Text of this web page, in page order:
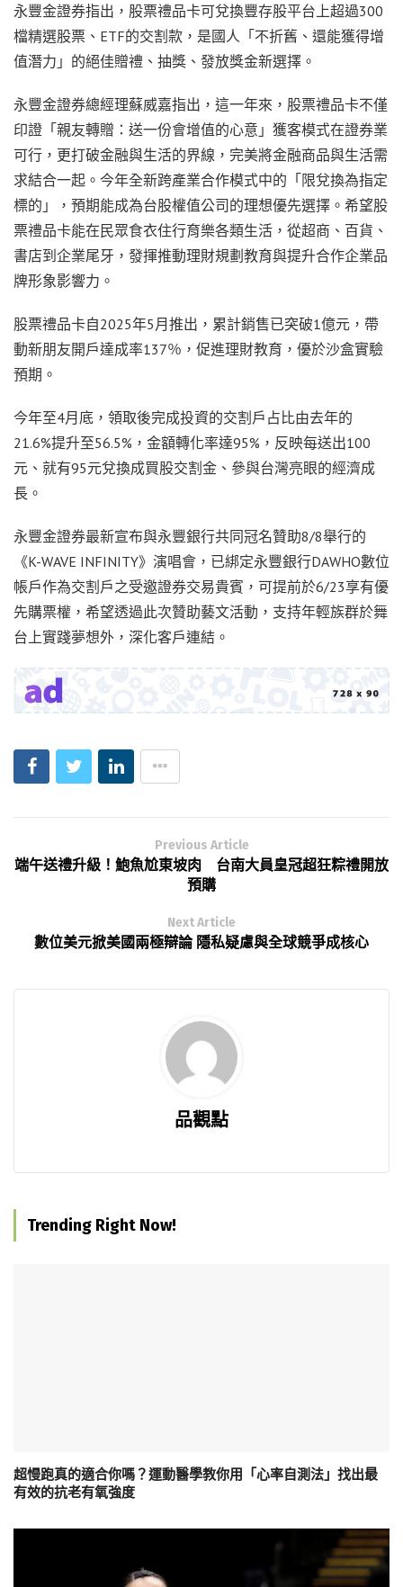
永豐金證券指出，股票禮品卡可兌換豐存股平台上超過300
檔精選股票、ETF的交割款，是國人「不折舊、還能獲得增
值潛力」的絕佳贈禮、抽獎、發放獎金新選擇。
永豐金證券總經理蘇威嘉指出，這一年來，股票禮品卡不僅
印證「親友轉贈：送一份會增值的心意」獲客模式在證券業
可行，更打破金融與生活的界線，完美將金融商品與生活需
求結合一起。今年全新跨產業合作模式中的「限兌換為指定
標的」，預期能成為台股權值公司的理想優先選擇。希望股
票禮品卡能在民眾食衣住行育樂各類生活，從超商、百貨、
書店到企業尾牙，發揮推動理財規劃教育與提升合作企業品
牌形象影響力。
股票禮品卡自2025年5月推出，累計銷售已突破1億元，帶
動新朋友開戶達成率137％，促進理財教育，優於沙盒實驗
預期。
今年至4月底，領取後完成投資的交割戶占比由去年的
21.6%提升至56.5%，金額轉化率達95%，反映每送出100
元、就有95元兌換成買股交割金、參與台灣亮眼的經濟成
長。
永豐金證券最新宣布與永豐銀行共同冠名贊助8/8舉行的
《K-WAVE INFINITY》演唱會，已綁定永豐銀行DAWHO數位
帳戶作為交割戶之受邀證券交易貴賓，可提前於6/23享有優
先購票權，希望透過此次贊助藝文活動，支持年輕族群於舞
台上實踐夢想外，深化客戶連結。
Previous Article
端午送禮升級！鮑魚尬東坡肉 台南大員皇冠超狂粽禮開放
預購
Next Article
數位美元掀美國兩極辯論 隱私疑慮與全球競爭成核心
品觀點
Trending Right Now!
超慢跑真的適合你嗎？運動醫學教你用「心率自測法」找出最
有效的抗老有氧強度